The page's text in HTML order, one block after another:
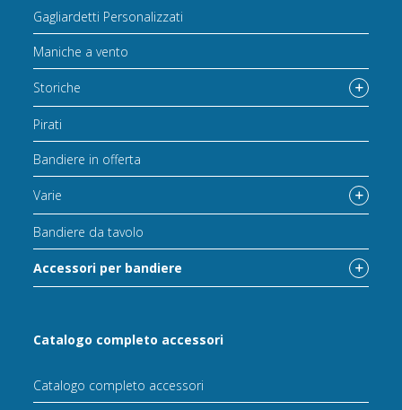
Gagliardetti Personalizzati
Maniche a vento
Storiche
Pirati
Bandiere in offerta
Varie
Bandiere da tavolo
Accessori per bandiere
Catalogo completo accessori
Catalogo completo accessori